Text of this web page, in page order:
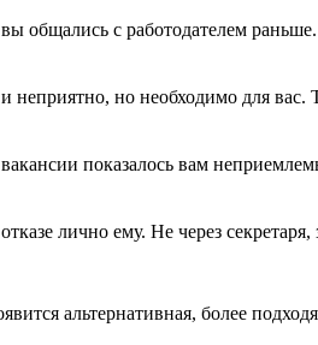
общались с работодателем
неприятно, но необходимо для вас.
показалось вам
лично ему. Не через
альтернативная, более